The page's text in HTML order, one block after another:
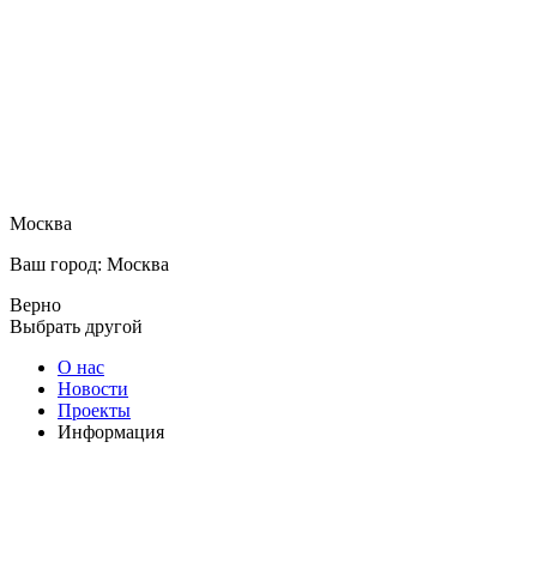
Москва
Ваш город: Москва
Верно
Выбрать другой
О нас
Новости
Проекты
Информация